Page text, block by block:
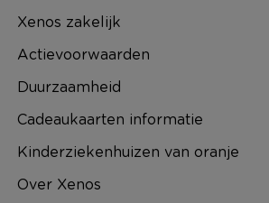
Xenos zakelijk
Actievoorwaarden
Duurzaamheid
Cadeaukaarten informatie
Kinderziekenhuizen van oranje
Over Xenos